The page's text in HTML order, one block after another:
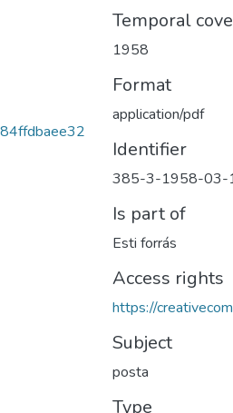
Temporal
1958
Format
application/pdf
Identifier
385-3-1958-03-
Is part of
Esti forrás
Access rights
https://
Subject
posta
Type